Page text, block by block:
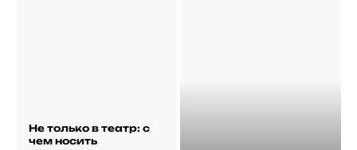
Не только в театр: с
чем носить